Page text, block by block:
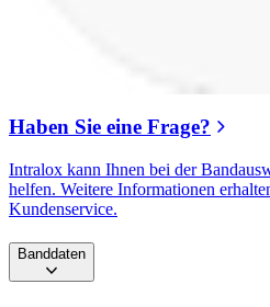
Haben Sie eine Frage?
Intralox kann Ihnen bei der
helfen. Weitere Informationen
Kundenservice.
Banddaten